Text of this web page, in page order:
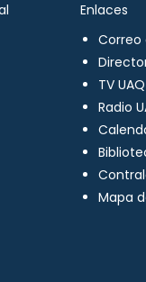
Enlaces
Correo
TV UAQ
Radio
Mapa